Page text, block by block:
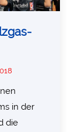
in der
die